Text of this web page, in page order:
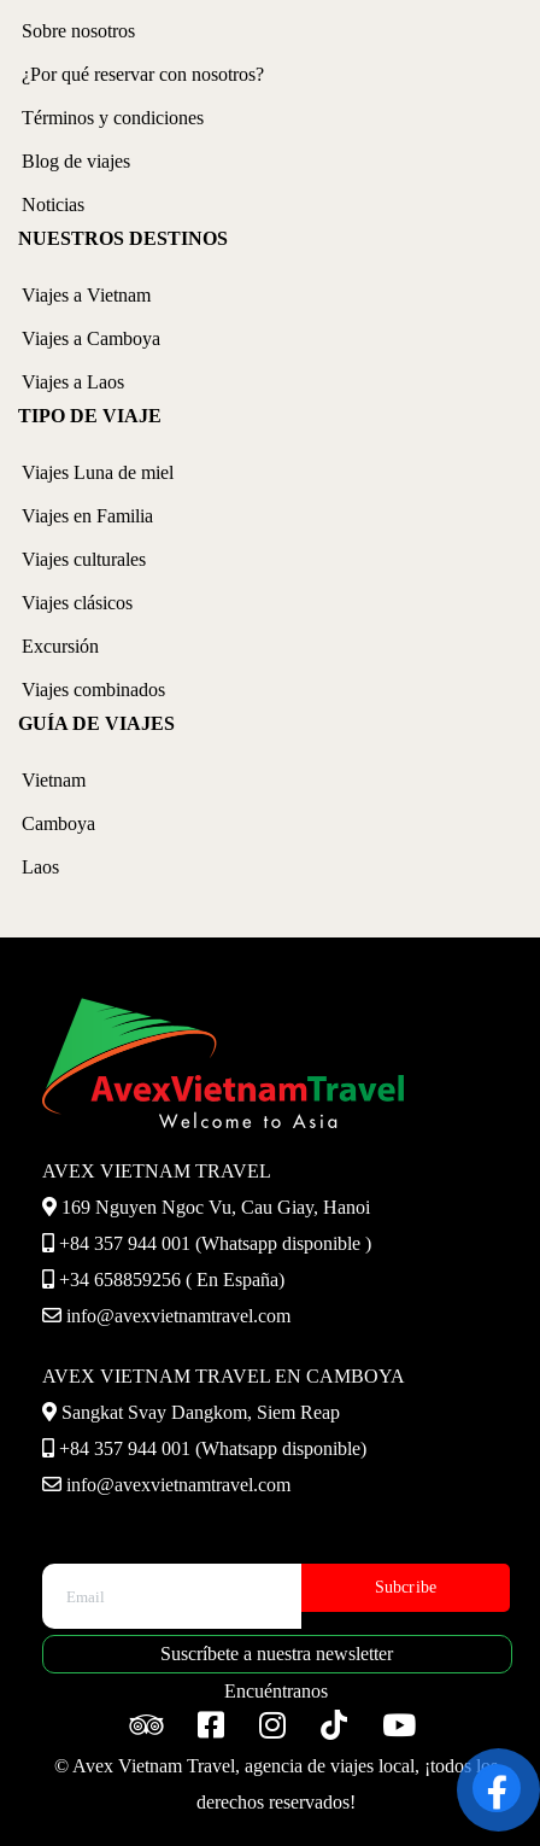
Sobre nosotros
¿Por qué reservar con nosotros?
Términos y condiciones
Blog de viajes
Noticias
NUESTROS DESTINOS
Viajes a Vietnam
Viajes a Camboya
Viajes a Laos
TIPO DE VIAJE
Viajes Luna de miel
Viajes en Familia
Viajes culturales
Viajes clásicos
Excursión
Viajes combinados
GUÍA DE VIAJES
Vietnam
Camboya
Laos
AVEX VIETNAM TRAVEL
169 Nguyen Ngoc Vu, Cau Giay, Hanoi
+84 357 944 001 (Whatsapp disponible )
+34 658859256 ( En España)
info@avexvietnamtravel.com
AVEX VIETNAM TRAVEL EN CAMBOYA
Sangkat Svay Dangkom, Siem Reap
+84 357 944 001 (Whatsapp disponible)
info@avexvietnamtravel.com
Suscríbete a nuestra newsletter
Encuéntranos
© Avex Vietnam Travel, agencia de viajes local, ¡todos los
derechos reservados!